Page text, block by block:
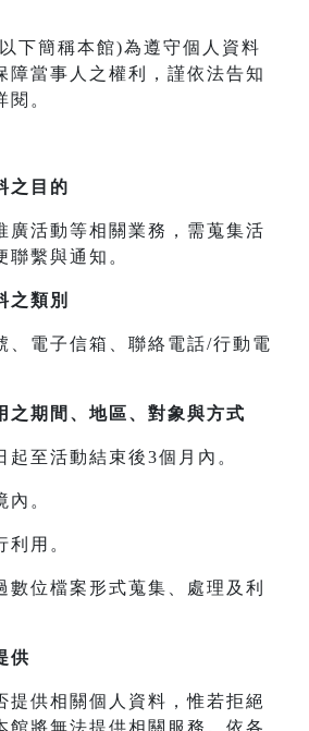
下簡稱本館)為遵守個人資料
障當事人之權利，謹依法告知
。
之目的
廣活動等相關業務，需蒐集活
聯繫與通知。
之類別
、電子信箱、聯絡電話/行動電
之期間、地區、對象與方式
起至活動結束後3個月內。
。
利用。
數位檔案形式蒐集、處理及利
供
提供相關個人資料，惟若拒絕